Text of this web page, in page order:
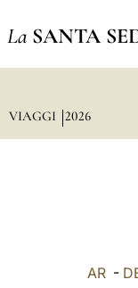
La SANTA
VIAGGI 2026
AR -